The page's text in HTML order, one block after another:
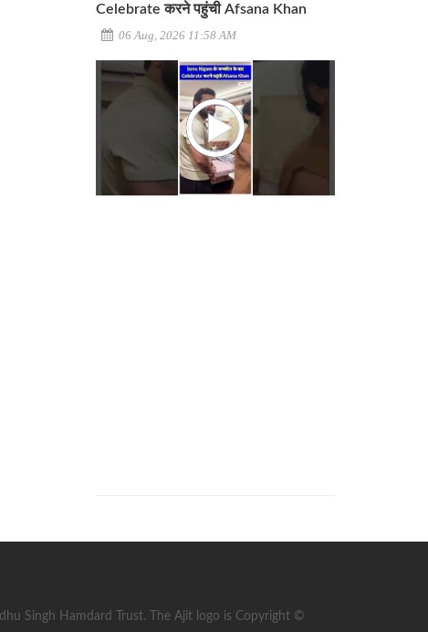
Celebrate करने पहुंची Afsana Khan
06 Aug, 2026 11:58 AM
Singh Hamdard Trust. The Ajit logo is Copyright ©